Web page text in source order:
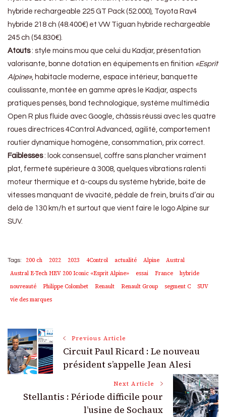
hybride rechargeable 225 GT Pack (52.000), Toyota Rav4
hybride 218 ch (48.400€) et VW Tiguan hybride rechargeable
245 ch (54.830€).
Atouts: style moins mou que celui du Kadjar, présentation
valorisante, bonne dotation en équipements en finition «Esprit
Alpine», habitacle moderne, espace intérieur, banquette
coulissante, montée en gamme après le Kadjar, aspects
pratiques pensés, bond technologique, système multimédia
Open R plus fluide avec Google, châssis réussi avec les quatre
roues directrices 4Control Advanced, agilité, comportement
routier dynamique homogène, consommation, prix correct.
Faiblesses: look consensuel, coffre sans plancher vraiment
plat, fermeté supérieure à 3008, quelques vibrations ralenti
moteur thermique et à-coups du système hybride, boite de
vitesses manquant de vivacité, pédale de frein, bruits d’air au
delà de 130 km/h et surtout que vient faire le logo Alpine sur
SUV.
Tags: 200 ch 2022 2023 4Control actualité Alpine
Austral
Austral E-Tech HEV 200 Iconic «Esprit Alpine»
essai France
hybride
nouveauté
Philippe Colombet Renault Renault Group segment C
SUV
vie des marques
Post
Navigation
Previous Article
Circuit Paul Ricard : Le nouveau
président s’appelle Jean Alesi
Next Article
Stellantis : Période difficile pour
l’usine de Sochaux